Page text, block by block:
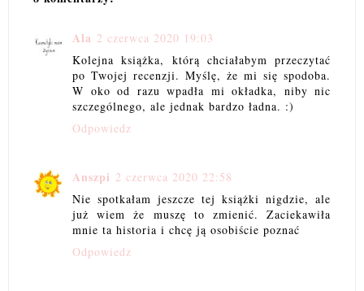
Ala 2 czerwca 2020 19:03
Kolejna książka, którą chciałabym przeczytać
po Twojej recenzji. Myślę, że mi się spodoba.
W oko od razu wpadła mi okładka, niby nic
szczególnego, ale jednak bardzo ładna. :)
Odpowiedz
Anszpi 2 czerwca 2020 22:58
Nie spotkałam jeszcze tej książki nigdzie, ale
już wiem że muszę to zmienić. Zaciekawiła
mnie ta historia i chcę ją osobiście poznać
Odpowiedz